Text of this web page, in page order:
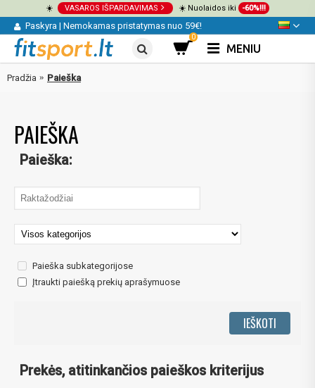
☀️ VASAROS IŠPARDAVIMAS ☀️ Nuolaidos iki -60%!!!
Paskyra | Nemokamas pristatymas nuo 59€!
0
MENIU
Pradžia Paieška
PAIEŠKA
Paieška:
Paieška subkategorijose
Įtraukti paiešką prekių aprašymuose
Prekės, atitinkančios paieškos kriterijus